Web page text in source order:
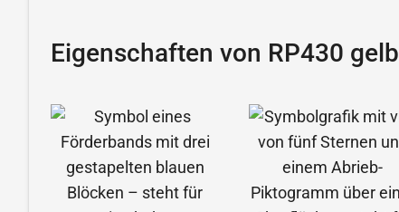
Eigenschaften von RP430 gelb